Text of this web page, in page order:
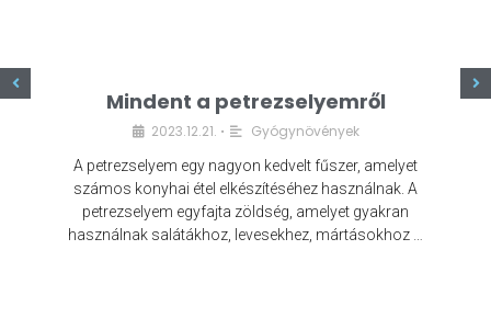
Mindent a petrezselyemről
2023.12.21. • Gyógynövények
A petrezselyem egy nagyon kedvelt fűszer, amelyet
számos konyhai étel elkészítéséhez használnak. A
petrezselyem egyfajta zöldség, amelyet gyakran
használnak salátákhoz, levesekhez, mártásokhoz …